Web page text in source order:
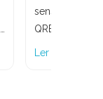
sensor de
QRE1113 da
Ler mais →